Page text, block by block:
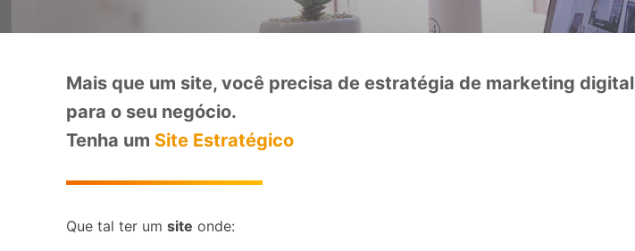
Mais que um site, você precisa de estratégia de marketing digital
para o seu negócio.
Tenha um Site Estratégico
Que tal ter um site onde: